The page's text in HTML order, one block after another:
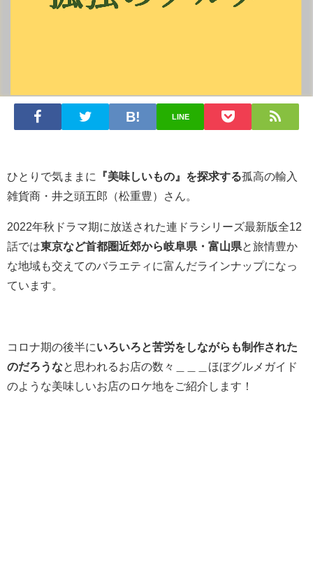
LINE
ひとりで気ままに 『美味しいもの』を探求する孤高の輸入
雑貨商・井之頭五郎（松重豊）さん。
2022年秋ドラマ期に放送された連ドラシリーズ最新版全12
話では東京など首都圏近郊から岐阜県・富山県と旅情豊か
な地域も交えてのバラエティに富んだラインナップになっ
ています。
コロナ期の後半にいろいろと苦労をしながらも制作された
のだろうなと思われるお店の数々＿＿＿ほぼグルメガイド
のような美味しいお店のロケ地をご紹介します！